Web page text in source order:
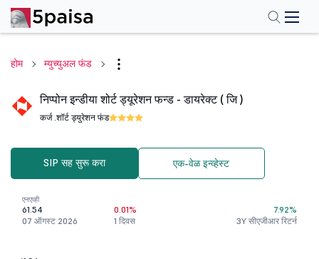
होम म्युच्युअल फंड
निप्पोन इन्डीया शोर्ट ड्यूरेशन फन्ड - डायरेक्ट ( जि )
कर्ज .शॉर्ट ड्युरेशन फंड
SIP सह सुरू करा एक-वेळ इन्व्हेस्ट
एनएव्ही
61.54
07 ऑगस्ट 2026
0.01%
1 दिवस
7.92%
3Y सीएजीआर रिटर्न